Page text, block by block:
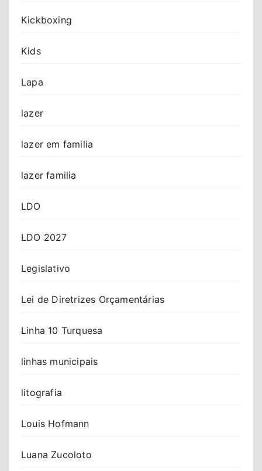
Kickboxing
Kids
Lapa
lazer
lazer em familia
lazer familia
LDO
LDO 2027
Legislativo
Lei de Diretrizes Orçamentárias
Linha 10 Turquesa
linhas municipais
litografia
Louis Hofmann
Luana Zucoloto